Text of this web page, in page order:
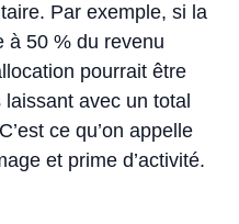
Par exemple, si la
à 50 % du revenu
pourrait être
avec un total
ce qu’on appelle
et prime d’activité.